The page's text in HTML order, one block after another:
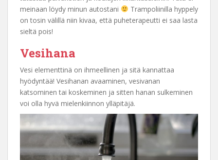
meinaan löydy minun autostani
Trampoliinilla hyppely
on tosin välillä niin kivaa, että puheterapeutti ei saa lasta
sieltä pois!
Vesihana
Vesi elementtinä on ihmeellinen ja sitä kannattaa
hyödyntää! Vesihanan avaaminen, vesivanan
katsominen tai koskeminen ja sitten hanan sulkeminen
voi olla hyvä mielenkiinnon ylläpitäjä.